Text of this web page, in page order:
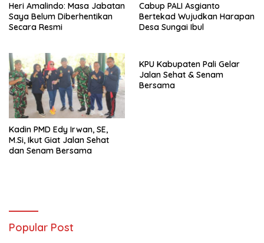
Heri Amalindo: Masa Jabatan
Saya Belum Diberhentikan
Secara Resmi
Cabup PALI Asgianto
Bertekad Wujudkan Harapan
Desa Sungai Ibul
Kadin PMD Edy Irwan, SE,
M.Si, Ikut Giat Jalan Sehat
dan Senam Bersama
KPU Kabupaten Pali Gelar
Jalan Sehat & Senam
Bersama
Popular Post